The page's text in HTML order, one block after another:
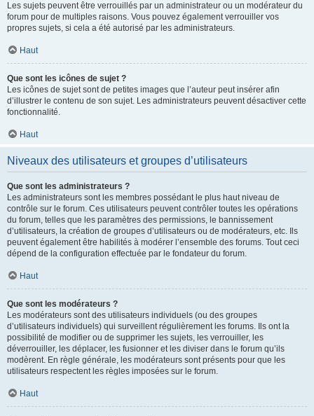
Les sujets peuvent être verrouillés par un administrateur ou un modérateur du
forum pour de multiples raisons. Vous pouvez également verrouiller vos
propres sujets, si cela a été autorisé par les administrateurs.
Haut
Que sont les icônes de sujet ?
Les icônes de sujet sont de petites images que l’auteur peut insérer afin
d’illustrer le contenu de son sujet. Les administrateurs peuvent désactiver cette
fonctionnalité.
Haut
Niveaux des utilisateurs et groupes d’utilisateurs
Que sont les administrateurs ?
Les administrateurs sont les membres possédant le plus haut niveau de
contrôle sur le forum. Ces utilisateurs peuvent contrôler toutes les opérations
du forum, telles que les paramètres des permissions, le bannissement
d’utilisateurs, la création de groupes d’utilisateurs ou de modérateurs, etc. Ils
peuvent également être habilités à modérer l’ensemble des forums. Tout ceci
dépend de la configuration effectuée par le fondateur du forum.
Haut
Que sont les modérateurs ?
Les modérateurs sont des utilisateurs individuels (ou des groupes
d’utilisateurs individuels) qui surveillent régulièrement les forums. Ils ont la
possibilité de modifier ou de supprimer les sujets, les verrouiller, les
déverrouiller, les déplacer, les fusionner et les diviser dans le forum qu’ils
modèrent. En règle générale, les modérateurs sont présents pour que les
utilisateurs respectent les règles imposées sur le forum.
Haut